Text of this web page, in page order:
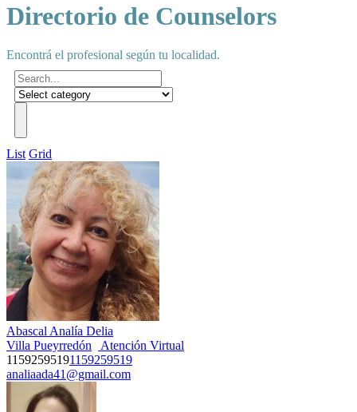
Directorio de Counselors
Encontrá el profesional según tu localidad.
List Grid
Abascal Analía Delia
Villa Pueyrredón
Atención Virtual
11592595191159259519
analiaada41@gmail.com